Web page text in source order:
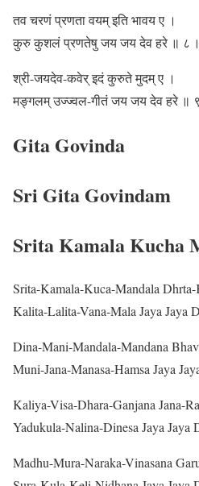
तव चरणं प्रणता वयम् इति भावय ए ।
कुरु कुशलं प्रणतेषु जय जय देव हरे ॥ ८
श्री-जयदेव-कवेर् इदं कुरुते मुदम् ए ।
मङ्गलम् उज्ज्वल-गीतं जय जय देव हरे ॥
Gita Govinda
Sri Gita Govindam
Srita Kamala Kucha
Srita-Kamala-Kuca-Mandala
Kalita-Lalita-Vana-Mala Jaya Jaya
Dina-Mani-Mandala-Mandana
Muni-Jana-Manasa-Hamsa Jaya
Kaliya-Visa-Dhara-Ganjana Jana-
Yadukula-Nalina-Dinesa Jaya Jaya
Madhu-Mura-Naraka-Vinasana